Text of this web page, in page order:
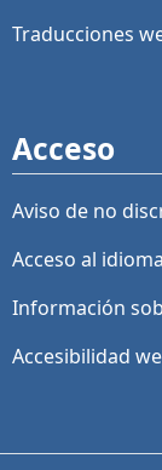
Traducciones
Acceso
Aviso de no
Acceso al idioma
Información
Accesibilidad